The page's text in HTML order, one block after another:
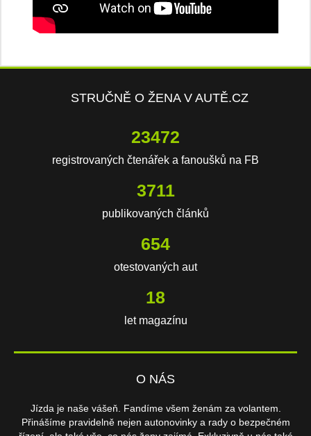
STRUČNĚ O ŽENA V AUTĚ.CZ
23472
registrovaných čtenářek a fanoušků na FB
3711
publikovaných článků
654
otestovaných aut
18
let magazínu
O NÁS
Jízda je naše vášeň. Fandíme všem ženám za volantem.
Přinášíme pravidelně nejen autonovinky a rady o bezpečném